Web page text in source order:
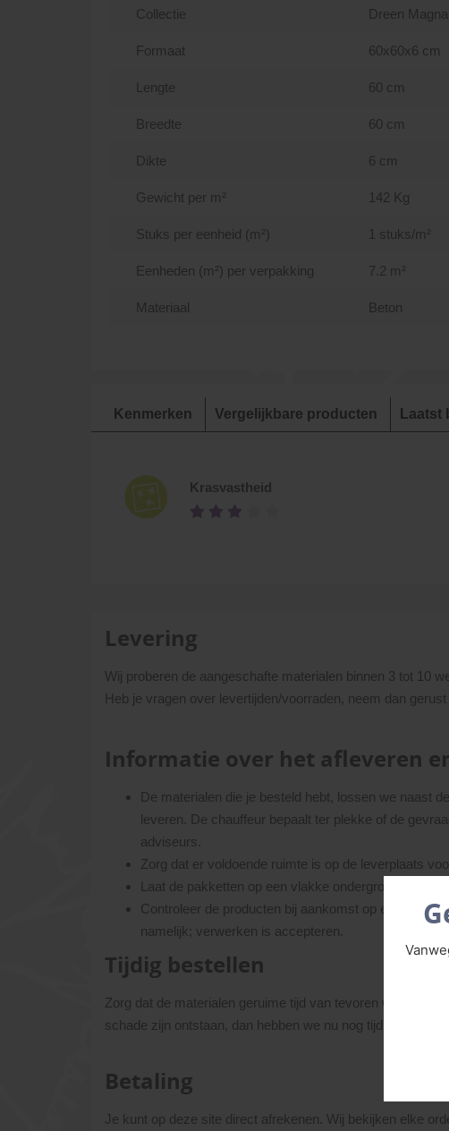
Collectie Dreen Magna
Formaat 60x60x6 cm
Lengte 60 cm
Breedte 60 cm
Dikte 6 cm
Gewicht per m² 142 Kg
Stuks per eenheid (m²) 1 stuks/m²
Eenheden (m²) per verpakking 7.2 m²
Materiaal Beton
Kenmerken Vergelijkbare producten Laatst
Krasvastheid
Levering
Wij proberen de aangeschafte materialen binnen 3 tot 10
Heb je vragen over levertijden/voorraden, neem dan
Informatie over het afleveren
De materialen die je besteld hebt, lossen we naast
leveren. De chauffeur bepaalt ter plekke of de
adviseurs.
Zorg dat er voldoende ruimte is op de leverplaats
Laat de pakketten op een vlakke ondergrond
Controleer de producten bij aankomst op eventuele
namelijk; verwerken is accepteren.
Tijdig bestellen
Zorg dat de materialen geruime tijd van tevoren worden
schade zijn ontstaan, dan hebben we nu nog tijd om e.e.a.
Betaling
Je kunt op deze site direct afrekenen. Wij bekijken elke